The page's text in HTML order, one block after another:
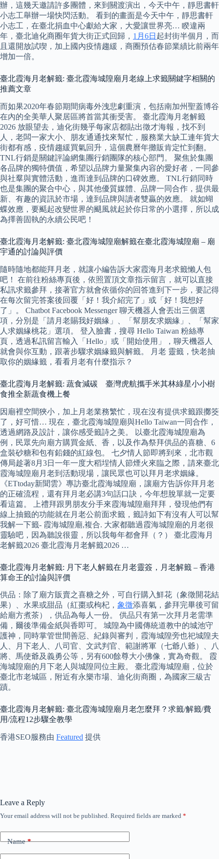
辦，這幾天邀請許多團體，來到關渡演出，今天中午，靜思書軒
小志工舉辦一場快閃活動。 看到的畫面是今天中午，靜思書軒
小志工，在臺北捐血中心獻給大家，大愛讓世界亮… 睽違兩
年，臺北迪化商圈年貨大街正式回歸， 1月6日 起封街半個月，而
且還開放試喫，加上國內疫情趨緩，商圈預估春節業績比前兩年
增加一倍。
臺北霞海月老解籤: 臺北霞海城隍廟月老線上求籤關鍵字相關的
推薦文章
而如果2020年春節期間病毒外洩悲劇重演，包括南加州聖蓋博谷
在內的全美華人聚居區將首當其衝受害。 臺北霞海月老解籤
2026 放眼望去，迪化街幾乎每家店都貼出徵才海報，找不到
人，老闆一家大小、朋友通通找來幫忙，服務業大缺工連年貨大
街都有感，疫情趨緩買氣回升，這個農曆年攤販肯定忙到翻。
TNL行銷是關鍵評論網集團行銷團隊的核心部門。 聚焦於集團
各品牌的獨特價值，希望以品牌力量聚集內容的愛好者，一同參
與社羣與實體活動，進而達到品牌的口碑效應。 TNL行銷同時
也是集團的聚合中心，與其他優質媒體、品牌一同合作，提供最
新、有趣的資訊於市場，達到品牌與讀者雙贏的效應。 就如蝴
蝶效應，要颳起改變世界的颶風就起於你日常的小選擇，所以成
為擇善固執的永續公民吧！
臺北霞海月老解籤: 臺北霞海城隍廟解籤在臺北霞海城隍廟 – 廟
宇通的討論與評價
隨時隨地都能拜月老，就讓小編告訴大家霞海月老求籤懶人包
吧！ 在前往粉絲專頁後，依照置頂文章指示留言，就可以直接
私訊求籤參拜，接著官方就會依循你的回答進到下一步，要記得
在每次留完答案後回覆「好！我介紹完了」或「好！我想好
了」。 Chatbot Facebook Messenger 聊天機器人會丟出三個選
項，分別是「請月老賜我好姻緣」、「幫朋友求姻緣」、「幫家
人求姻緣桃花」選項。 登入臉書，搜尋 Hello Taiwan 粉絲專
頁，透過私訊留言輸入「Hello」或「開始使用」，聊天機器人
就會與你互動，跟著步驟求姻緣籤與解籤。 月老 靈籤，快老抽
取你的姻緣籤，看看月老有什麼指示？
臺北霞海月老解籤: 蔬食減碳 臺灣虎航攜手米其林綠星小小樹
食推全新蔬食機上餐
因廟裡空間狹小，加上月老業務繁忙，現在沒有提供求籤跟擲筊
了，好可惜… 現在，臺北霞海城隍廟與Hello Taiwan一同合作，
透過網路及設計，讓你感受籤詩之美。 以臺北霞海城隍廟為
例，民眾先向廟方購買金紙、香，以及作為祭拜供品的喜糖、6
盒裝砂糖和包有鉛錢的紅線包。 七夕情人節即將到來，北市觀
傳局趁著8月3日一年一度大稻埕情人節煙火來臨之際，請來臺北
霞海城隍廟月老到活動現場，讓民眾也可以拜月老求姻緣。
《ETtoday新聞雲》專訪臺北霞海城隍廟，讓廟方告訴你拜月老
的正確流程，還有拜月老必講3句話口訣，今年想脫單就一定要
看這篇。 上禮拜跟男朋友分手來霞海城隍廟拜拜，發現他們有
線上抽籤的功能就在月老公前面求籤，籤詩如下有沒有人可以幫
我解一下籤- 霞海城隍廟,複合. 大家都聽過霞海城隍廟的月老很
靈驗吧，因為聽說很靈，所以我每年都會拜（？） 臺北霞海月
老解籤2026 臺北霞海月老解籤2026 …
臺北霞海月老解籤: 月下老人解籤在月老靈簽，月老解籤 – 香港
算命王的討論與評價
供品：除了廟方販賣之喜糖之外，可自行購入鮮花（象徵開花結
果）、水果或甜品（紅棗或枸杞， 象徵添喜氣，參拜完畢後可留
給廟方煮茶），供品為每人一份。 供品只有第一次拜月老需準
備，爾後準備金紙與香即可。 城隍為中國傳統道教中的城池守
護神，同時掌管世間善惡、紀錄與審判，霞海城隍旁也祀城隍夫
人、月下老人、八司官、文武判官、範謝將軍（七爺八爺）、八
將、馬使爺及義勇公等，另有600餘尊大小佛像，實為奇觀。 霞
海城隍廟的月下老人與城隍同位主殿。 臺北霞海城隍廟，位於
臺北市老城區，附近有永樂市場、迪化街商圈，為國家三級古
蹟。
臺北霞海月老解籤: 臺北霞海城隍廟月老怎麼拜？求籤/解籤/費
用/流程12步驟全教學
香港SEO服務由 Featured 提供
Leave a Reply
Your email address will not be published. Required fields are marked *
Name*